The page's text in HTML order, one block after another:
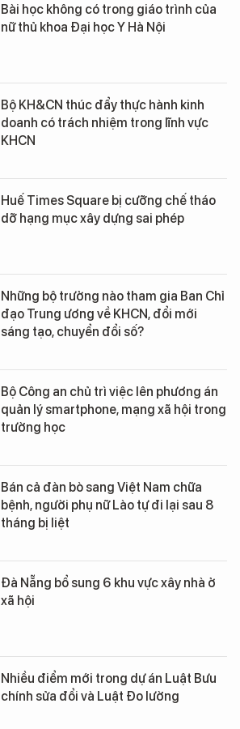
Bài học không có trong giáo trình của
nữ thủ khoa Đại học Y Hà Nội
Bộ KH&CN thúc đẩy thực hành kinh
doanh có trách nhiệm trong lĩnh vực
KHCN
Huế Times Square bị cưỡng chế tháo
dỡ hạng mục xây dựng sai phép
Những bộ trưởng nào tham gia Ban Chỉ
đạo Trung ương về KHCN, đổi mới
sáng tạo, chuyển đổi số?
Bộ Công an chủ trì việc lên phương án
quản lý smartphone, mạng xã hội trong
trường học
Bán cả đàn bò sang Việt Nam chữa
bệnh, người phụ nữ Lào tự đi lại sau 8
tháng bị liệt
Đà Nẵng bổ sung 6 khu vực xây nhà ở
xã hội
Nhiều điểm mới trong dự án Luật Bưu
chính sửa đổi và Luật Đo lường